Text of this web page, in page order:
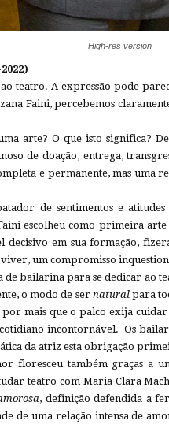
High-res version
teatro. A expressão pode
Faini, percebemos
arte? O que isto significa?
de doação, entrega,
e permanente, mas uma
de sentimentos e
escolheu como primeira arte
em sua formação,
um compromisso
bailarina para se dedicar ao
o modo de ser naturalpara
mais que o palco exija
incontornável. Os
da atriz esta obrigação
floresceu também graças a
teatro com Maria Clara
, definição defendida a
de uma relação intensa de